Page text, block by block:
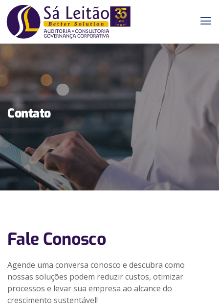
Contato
Fale Conosco
Agende uma conversa conosco e descubra como
nossas soluções podem reduzir custos, otimizar
processos e levar sua empresa ao alcance do
crescimento sustentável!